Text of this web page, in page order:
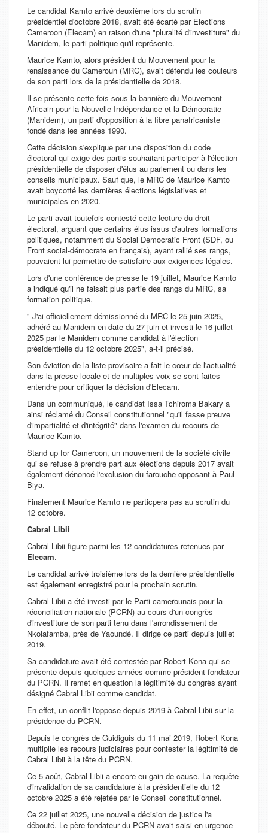
Le candidat Kamto arrivé deuxième lors du scrutin
présidentiel d'octobre 2018, avait été écarté par Elections
Cameroon (Elecam) en raison d'une "pluralité d'investiture" du
Manidem, le parti politique qu'il représente.
Maurice Kamto, alors président du Mouvement pour la
renaissance du Cameroun (MRC), avait défendu les couleurs
de son parti lors de la présidentielle de 2018.
Il se présente cette fois sous la bannière du Mouvement
Africain pour la Nouvelle Indépendance et la Démocratie
(Manidem), un parti d'opposition à la fibre panafricaniste
fondé dans les années 1990.
Cette décision s'explique par une disposition du code
électoral qui exige des partis souhaitant participer à l'élection
présidentielle de disposer d'élus au parlement ou dans les
conseils municipaux. Sauf que, le MRC de Maurice Kamto
avait boycotté les dernières élections législatives et
municipales en 2020.
Le parti avait toutefois contesté cette lecture du droit
électoral, arguant que certains élus issus d'autres formations
politiques, notamment du Social Democratic Front (SDF, ou
Front social-démocrate en français), ayant rallié ses rangs,
pouvaient lui permettre de satisfaire aux exigences légales.
Lors d'une conférence de presse le 19 juillet, Maurice Kamto
a indiqué qu'il ne faisait plus partie des rangs du MRC, sa
formation politique.
" J'ai officiellement démissionné du MRC le 25 juin 2025,
adhéré au Manidem en date du 27 juin et investi le 16 juillet
2025 par le Manidem comme candidat à l'élection
présidentielle du 12 octobre 2025", a-t-il précisé.
Son éviction de la liste provisoire a fait le cœur de l'actualité
dans la presse locale et de multiples voix se sont faites
entendre pour critiquer la décision d'Elecam.
Dans un communiqué, le candidat Issa Tchiroma Bakary a
ainsi réclamé du Conseil constitutionnel "qu'il fasse preuve
d'impartialité et d'intégrité" dans l'examen du recours de
Maurice Kamto.
Stand up for Cameroon, un mouvement de la société civile
qui se refuse à prendre part aux élections depuis 2017 avait
également dénoncé l'exclusion du farouche opposant à Paul
Biya.
Finalement Maurice Kamto ne particpera pas au scrutin du
12 octobre.
Cabral Libii
Cabral Libii figure parmi les 12 candidatures retenues par
Elecam.
Le candidat arrivé troisième lors de la dernière présidentielle
est également enregistré pour le prochain scrutin.
Cabral Libii a été investi par le Parti camerounais pour la
réconciliation nationale (PCRN) au cours d'un congrès
d'investiture de son parti tenu dans l'arrondissement de
Nkolafamba, près de Yaoundé. Il dirige ce parti depuis juillet
2019.
Sa candidature avait été contestée par Robert Kona qui se
présente depuis quelques années comme président-fondateur
du PCRN. Il remet en question la légitimité du congrès ayant
désigné Cabral Libii comme candidat.
En effet, un conflit l'oppose depuis 2019 à Cabral Libii sur la
présidence du PCRN.
Depuis le congrès de Guidiguis du 11 mai 2019, Robert Kona
multiplie les recours judiciaires pour contester la légitimité de
Cabral Libii à la tête du PCRN.
Ce 5 août, Cabral Libii a encore eu gain de cause. La requête
d'invalidation de sa candidature à la présidentielle du 12
octobre 2025 a été rejetée par le Conseil constitutionnel.
Ce 22 juillet 2025, une nouvelle décision de justice l'a
débouté. Le père-fondateur du PCRN avait saisi en urgence